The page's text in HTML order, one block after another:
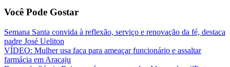
Você Pode Gostar
Semana Santa convida à reflexão, serviço e renovação da fé, destaca
padre José Ueliton
VÍDEO: Mulher usa faca para ameaçar funcionário e assaltar
farmácia em Aracaju